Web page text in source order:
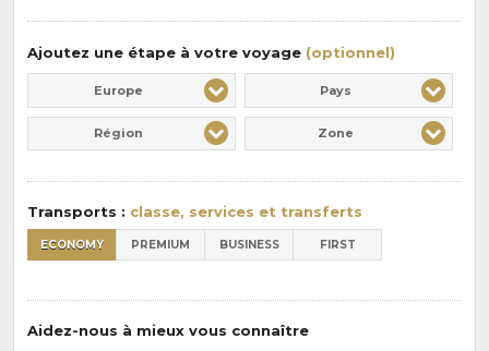
la
pension
:
Ajoutez une étape à votre voyage (optionnel)
Europe Pays
Région Zone
Transports : classe, services et transferts
ECONOMY PREMIUM BUSINESS FIRST
Aidez-nous à mieux vous connaître